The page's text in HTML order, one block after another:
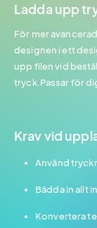
Ladda upp
För mer
designen i ett
upp filen vid
tryck.Passar för
Krav vid
Använd
Bädda in allt
Konvertera